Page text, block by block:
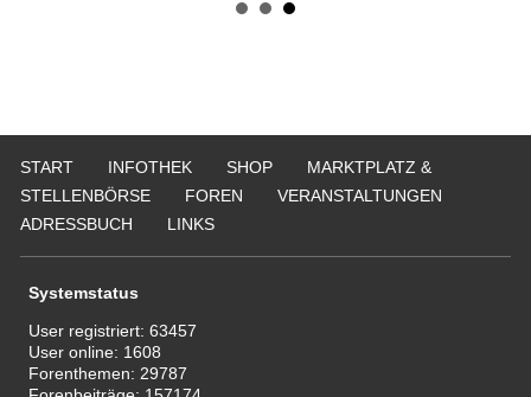
START INFOTHEK SHOP
MARKTPLATZ &
STELLENBÖRSE
FOREN
VERANSTALTUNGEN
ADRESSBUCH
LINKS
Systemstatus
User registriert:63457
User online: 1608
Forenthemen: 29787